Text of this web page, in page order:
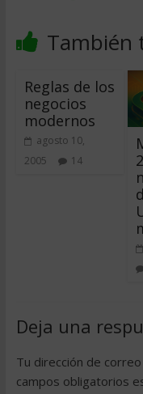
También
Reglas de los
negocios
modernos
agosto 10,
2005
14
Deja una
Tu dirección de
campos obligatorios